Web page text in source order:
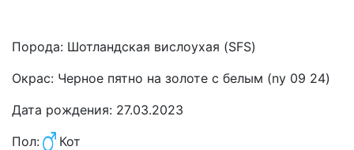
Порода: Шотландская вислоухая (SFS)
Окрас: Черное пятно на золоте с белым (ny 09 24)
Дата рождения: 27.03.2023
Пол:
Кот